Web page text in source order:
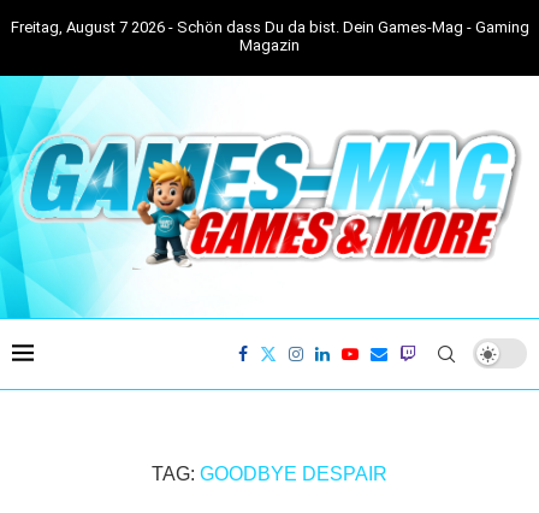
Freitag, August 7 2026 - Schön dass Du da bist. Dein Games-Mag - Gaming
Magazin
TAG: GOODBYE DESPAIR